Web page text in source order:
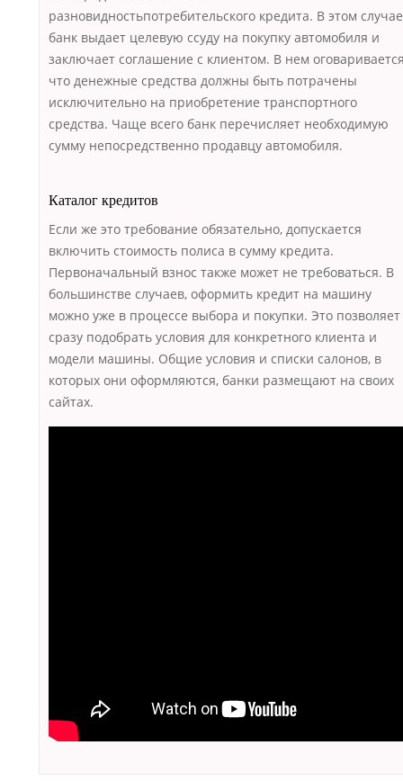
разновидностьпотребительского кредита. В этом случае
банк выдает целевую ссуду на покупку автомобиля и
заключает соглашение с клиентом. В нем
что денежные средства должны быть потрачены
исключительно на приобретение транспортного
средства. Чаще всего банк перечисляет необходимую
сумму непосредственно продавцу автомобиля.
Каталог кредитов
Если же это требование обязательно, допускается
включить стоимость полиса в сумму кредита.
Первоначальный взнос также может не требоваться. В
большинстве случаев, оформить кредит на машину
можно уже в процессе выбора и покупки. Это позволяет
сразу подобрать условия для конкретного клиента и
модели машины. Общие условия и списки салонов, в
которых они оформляются, банки размещают на своих
сайтах.